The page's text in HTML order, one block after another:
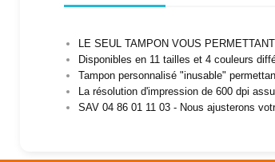
LE SEUL TAMPON VOUS
Disponibles en 11 tailles et 4 couleurs
Tampon personnalisé "inusable"
La résolution d'impression de 600 dpi
SAV 04 86 01 11 03 - Nous ajusterons